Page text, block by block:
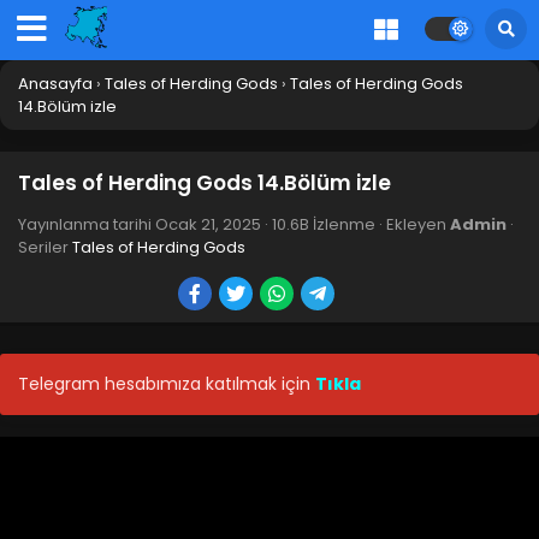
Anasayfa › Tales of Herding Gods › Tales of Herding Gods
14.Bölüm izle
Tales of Herding Gods 14.Bölüm izle
Yayınlanma tarihi Ocak 21, 2025 · 10.6B İzlenme · Ekleyen Admin ·
SerilerTales of Herding Gods
Telegram hesabımıza katılmak için Tıkla
Tales of Herding Gods 27.Bölüm izle
Blm 27 - Nisan 20, 2025
Blm 26 - Nisan 14, 2025
Tales of Herding Gods 25.Bölüm izle
Blm 25 - Nisan 6, 2025
Tales of Herding Gods 24.Bölüm izle
Blm 24 - Mart 30, 2025